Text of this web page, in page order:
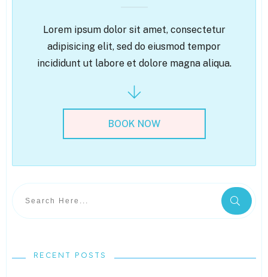
Lorem ipsum dolor sit amet, consectetur
adipisicing elit, sed do eiusmod tempor
incididunt ut labore et dolore magna aliqua.
BOOK NOW
RECENT POSTS